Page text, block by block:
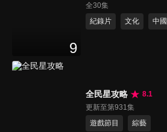
9
全30集
紀錄片
文化 中國
全民星攻略
8.1
更新至第931集
遊戲節目
綜藝